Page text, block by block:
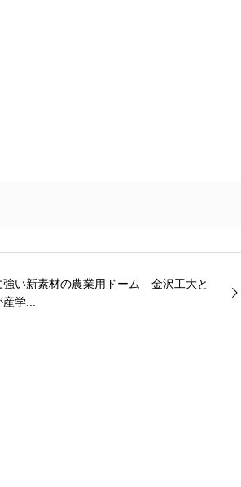
強い新素材の農業用ドーム 金沢工大と
学...